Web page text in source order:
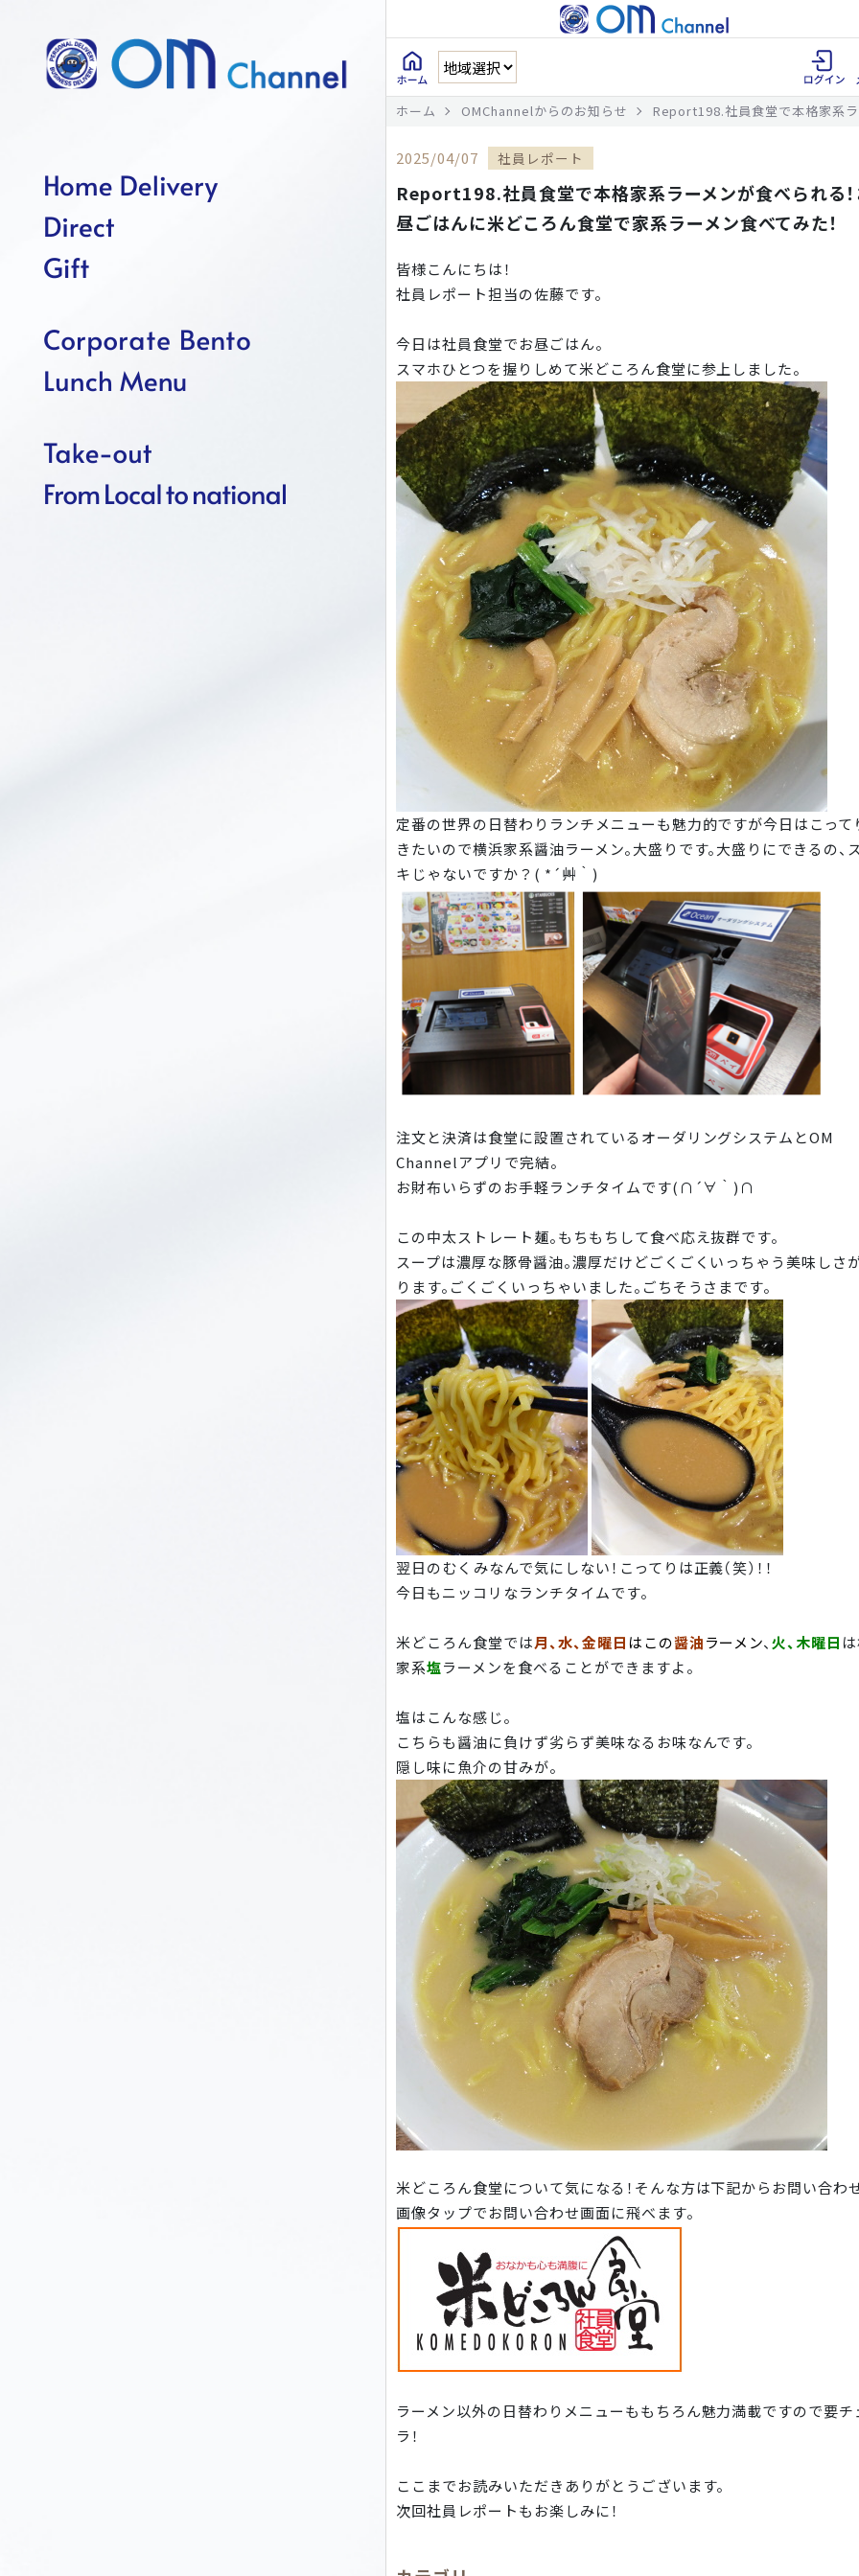
ホーム OMChannelからのお知らせ Report198.社員食堂で本格家系ラ
2025/04/07 社員レポート
Report198.社員食堂で本格家系ラーメンが食べられる
昼ごはんに米どころん食堂で家系ラーメン食べてみた！
皆様こんにちは！
社員レポート担当の佐藤です。
今日は社員食堂でお昼ごはん。
スマホひとつを握りしめて米どころん食堂に参上しました。
定番の世界の日替わりランチメニューも魅力的ですが今日はこって
きたいので横浜家系醤油ラーメン。大盛りです。大盛りにできるの、
キじゃないですか？( *´艸｀)
注文と決済は食堂に設置されているオーダリングシステムとOM
Channelアプリで完結。
お財布いらずのお手軽ランチタイムです(∩´∀｀)∩
この中太ストレート麺。もちもちして食べ応え抜群です。
スープは濃厚な豚骨醤油。濃厚だけどごくごくいっちゃう美味しさ
ります。ごくごくいっちゃいました。ごちそうさまです。
翌日のむくみなんで気にしない！こってりは正義（笑）！！
今日もニッコリなランチタイムです。
米どころん食堂では月、水、金曜日 はこの醤油ラーメン、火、木曜日
家系塩ラーメンを食べることができますよ。
塩はこんな感じ。
こちらも醤油に負けず劣らず美味なるお味なんです。
隠し味に魚介の甘みが。
米どころん食堂について気になる！そんな方は下記からお問い合わ
画像タップでお問い合わせ画面に飛べます。
ラーメン以外の日替わりメニューももちろん魅力満載ですので要チ
ラ！
ここまでお読みいただきありがとうございます。
次回社員レポートもお楽しみに！